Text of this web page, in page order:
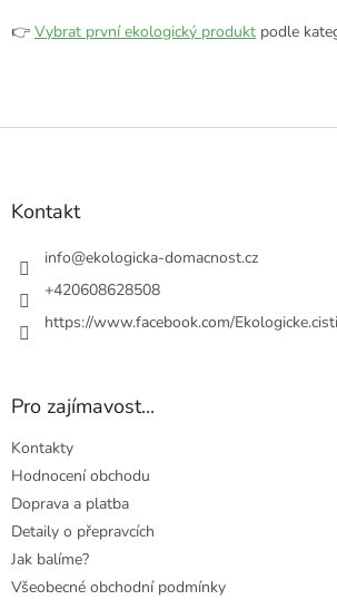
👉 Vybrat první ekologický produkt podle
Z
Kontakt
info@ekologicka-domacnost.cz
+420608628508
https://www.facebook.com/
Pro zajímavost...
Kontakty
Hodnocení obchodu
Doprava a platba
Detaily o přepravcích
Jak balíme?
Všeobecné obchodní podmínky